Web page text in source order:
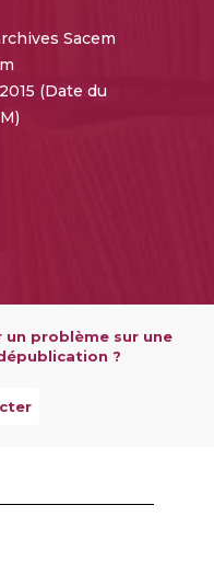
Sacem
(Date du
un problème sur une
?